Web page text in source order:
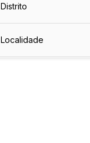
Distrito
Localidade